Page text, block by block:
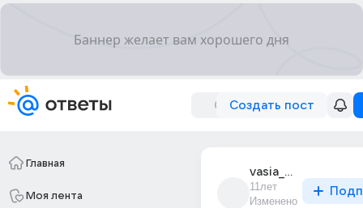
Создать пост
Главная
Моя лента
vasia_prosto_103
11лет
Изменено